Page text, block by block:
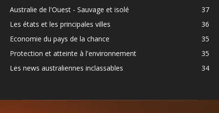
Australie de l'Ouest - Sauvage et isolé
37
Les états et les principales villes
36
Economie du pays de la chance
35
Protection et atteinte à l'environnement
35
Les news australiennes inclassables
34